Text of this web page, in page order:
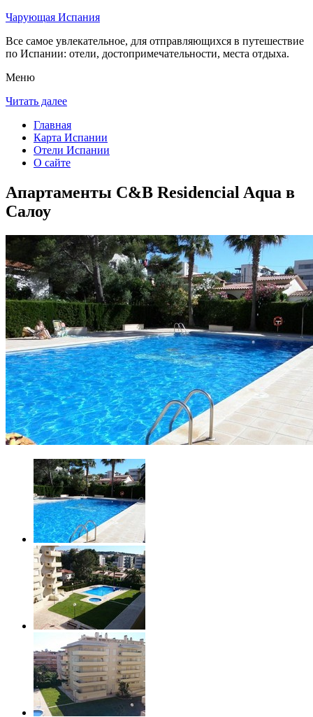
Чарующая Испания
Все самое увлекательное, для отправляющихся в путешествие
по Испании: отели, достопримечательности, места отдыха.
Меню
Читать далее
Главная
Карта Испании
Отели Испании
О сайте
Апартаменты C&B Residencial Aqua в
Салоу